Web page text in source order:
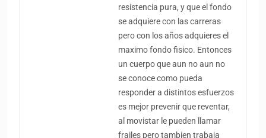
resistencia pura, y que el fondo
se adquiere con las carreras
pero con los años adquieres el
maximo fondo fisico. Entonces
un cuerpo que aun no aun no
se conoce como pueda
responder a distintos esfuerzos
es mejor prevenir que reventar,
al movistar le pueden llamar
frailes pero tambien trabaja